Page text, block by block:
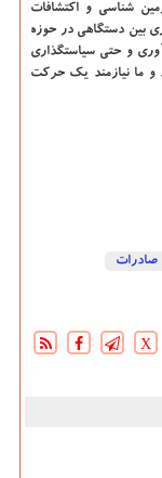
شناسی و اکتشافات
بین دستگاهی در حوزه
های مختلف شامل اکتشاف، استخراج، بهره‎برداری و فرآوری و حتی سیاست‎گذاری
و ما نیازمند یک حرکت
صادرات
X